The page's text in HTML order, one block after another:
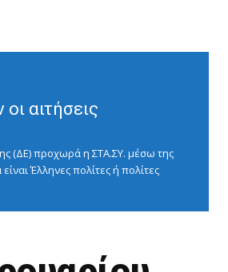
αιτήσεις
(ΔΕ) προχωρά η ΣΤΑ.ΣΥ. μέσω της
Έλληνες πολίτες ή πολίτες